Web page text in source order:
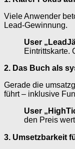
Viele Anwender
Lead-Gewinnung.
User
Eintrittskarte.
2. Das Buch als
Gerade die
führt – inklusive
User
den Preis
3. Umsetzbarkeit